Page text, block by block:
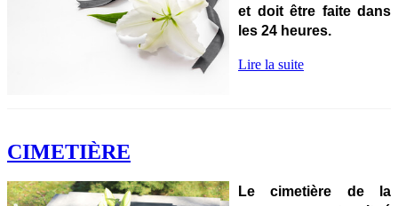
et doit être faite dans
les 24 heures.
Lire la suite
CIMETIÈRE
Le cimetière de la